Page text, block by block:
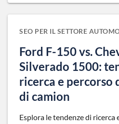
SEO PER IL SETTORE
Ford F-150 vs.
Silverado 1500:
ricerca e percorso
di camion
Esplora le tendenze di